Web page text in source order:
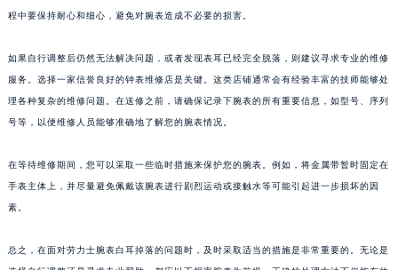
程中要保持耐心和细心，避免对腕表造成不必要的损害。
如果自行调整后仍然无法解决问题，或者发现表耳已经完全脱落，则建议寻求专业的维修
服务。选择一家信誉良好的钟表维修店是关键。这类店铺通常会有经验丰富的技师能够处
理各种复杂的维修问题。在送修之前，请确保记录下腕表的所有重要信息，如型号、序列
号等，以便维修人员能够准确地了解您的腕表情况。
在等待维修期间，您可以采取一些临时措施来保护您的腕表。例如，将金属带暂时固定在
手表主体上，并尽量避免佩戴该腕表进行剧烈运动或接触水等可能引起进一步损坏的因
素。
总之，在面对劳力士腕表白耳掉落的问题时，及时采取适当的措施是非常重要的。无论是